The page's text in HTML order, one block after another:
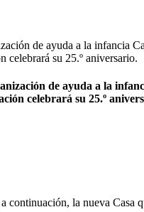
de ayuda a la
celebrará su 25.º
la nueva Casa